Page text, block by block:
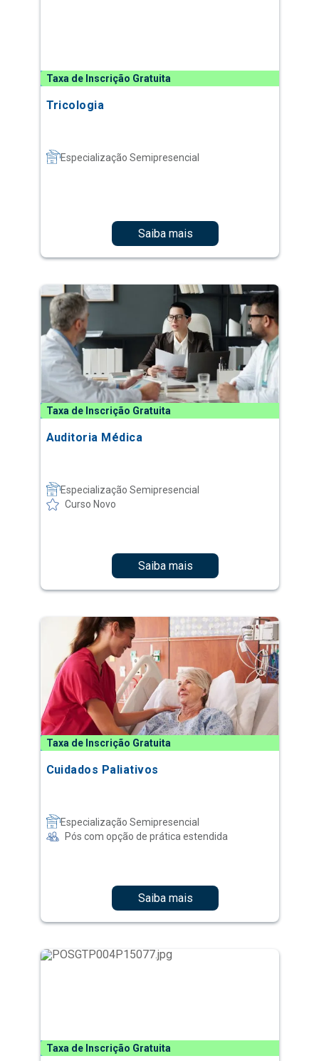
Taxa de Inscrição Gratuita
Tricologia
Especialização Semipresencial
Saiba mais
Taxa de Inscrição Gratuita
Auditoria Médica
Especialização Semipresencial
Curso Novo
Saiba mais
Taxa de Inscrição Gratuita
Cuidados Paliativos
Especialização Semipresencial
Pós com opção de prática estendida
Saiba mais
Taxa de Inscrição Gratuita